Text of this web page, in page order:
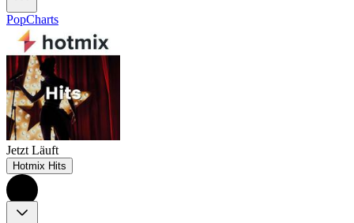
PopCharts
Jetzt Läuft
Hotmix Hits